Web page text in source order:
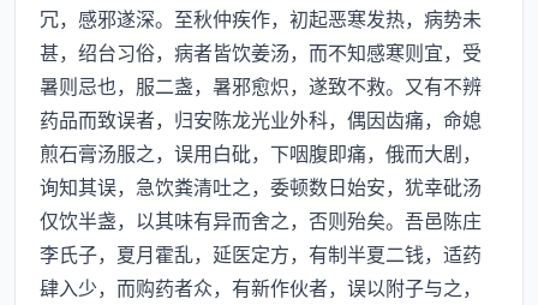
冗，感邪遂深。至秋仲疾作，初起恶寒发热，病势未
甚，绍台习俗，病者皆饮姜汤，而不知感寒则宜，受
暑则忌也，服二盏，暑邪愈炽，遂致不救。又有不辨
药品而致误者，归安陈龙光业外科，偶因齿痛，命媳
煎石膏汤服之，误用白砒，下咽腹即痛，俄而大剧，
询知其误，急饮粪清吐之，委顿数日始安，犹幸砒汤
仅饮半盏，以其味有异而舍之，否则殆矣。吾邑陈庄
李氏子，夏月霍乱，延医定方，有制半夏二钱，适药
肆入少，而购药者众，有新作伙者，误以附子与之，